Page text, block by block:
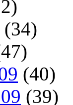
(34)
(40)
(39)